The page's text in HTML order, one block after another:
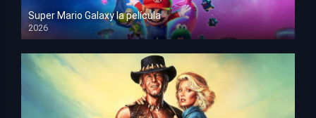
Super Mario Galaxy la película
2026
HD 1080p